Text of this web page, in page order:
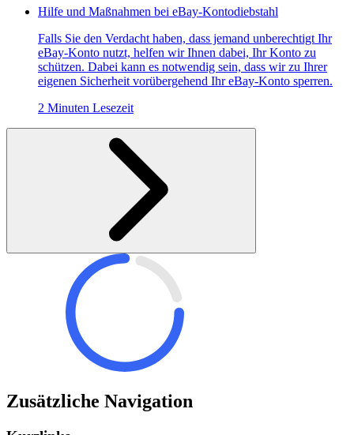
Hilfe und Maßnahmen bei eBay-Kontodiebstahl
Falls Sie den Verdacht haben, dass jemand unberechtigt Ihr
eBay-Konto nutzt, helfen wir Ihnen dabei, Ihr Konto zu
schützen. Dabei kann es notwendig sein, dass wir zu Ihrer
eigenen Sicherheit vorübergehend Ihr eBay-Konto sperren.
2 Minuten Lesezeit
Zusätzliche Navigation